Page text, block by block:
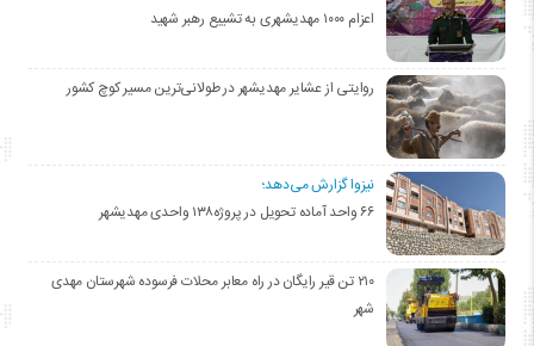
اعزام ۱۰۰۰ مهدیشهری به تشییع رهبر شهید
روایتی از عشایر مهدیشهر در طولانی‌ترین مسیر کوچ کشور
نیزوا گزارش می‌دهد؛
۶۶ واحد آماده تحویل در پروژه۱۳۸ واحدی مهدیشهر
۲۱۰ تن قیر رایگان در راه معابر محلات فرسوده شهرستان مهدی
شهر